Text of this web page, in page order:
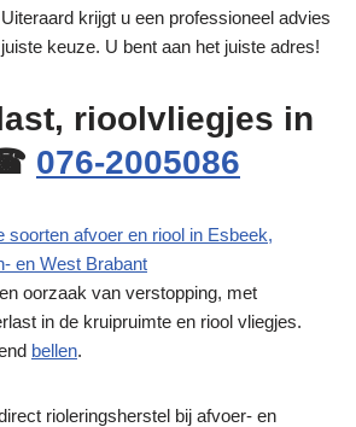
krijgt u een professioneel advies
keuze. U bent aan het juiste adres!
rioolvliegjes in
076-2005086
oorzaak van verstopping, met
in de kruipruimte en riool vliegjes.
bellen.
rioleringsherstel bij afvoer- en